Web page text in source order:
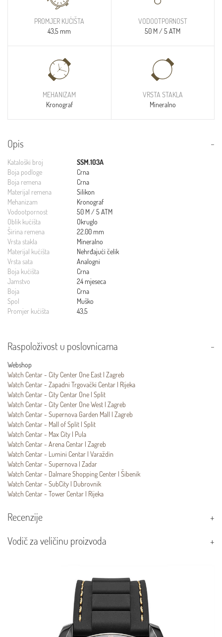
PROMJER KUĆIŠTA
43,5 mm
VODOOTPORNOST
50 M / 5 ATM
MEHANIZAM
Kronograf
VRSTA STAKLA
Mineralno
Opis
Kataloški broj
SSM.103A
Boja podloge
Crna
Boja remena
Crna
Materijal remena
Silikon
Mehanizam
Kronograf
Vodootpornost
50 M / 5 ATM
Oblik kućišta
Okruglo
Širina remena
22.00 mm
Vrsta stakla
Mineralno
Materijal kućišta
Nehrđajući čelik
Vrsta sata
Analogni
Boja kućišta
Crna
Jamstvo
24 mjeseca
Boja
Crna
Spol
Muško
Promjer kućišta
43,5
Raspoloživost u poslovnicama
Webshop
Watch Centar - City Center One East | Zagreb
Watch Centar - Zapadni Trgovački Centar | Rijeka
Watch Centar - City Centar One | Split
Watch Centar - City Center One West | Zagreb
Watch Centar - Supernova Garden Mall | Zagreb
Watch Centar - Mall of Split | Split
Watch Centar - Max City | Pula
Watch Centar - Arena Centar | Zagreb
Watch Centar - Lumini Centar | Varaždin
Watch Centar - Supernova | Zadar
Watch Centar - Dalmare Shopping Center | Šibenik
Watch Centar - SubCity | Dubrovnik
Watch Centar - Tower Centar | Rijeka
Recenzije
Vodič za veličinu proizvoda